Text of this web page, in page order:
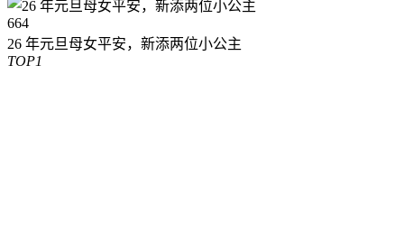
664
26 年元旦母女平安，新添两位小公主
TOP1